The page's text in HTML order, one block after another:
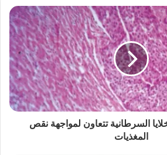
السرطانية تتعاون لمواجهة نقص
المغذيات